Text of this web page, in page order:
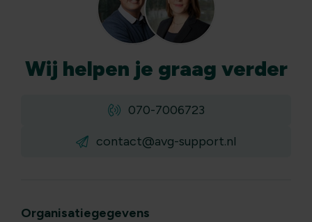
Wij helpen je graag verder
070-7006723
contact@avg-support.nl
Organisatiegegevens